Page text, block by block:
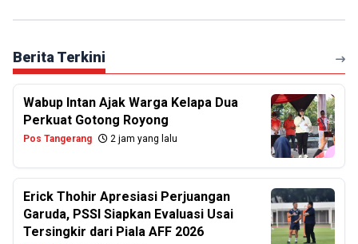
Berita Terkini
Wabup Intan Ajak Warga Kelapa Dua
Perkuat Gotong Royong
Pos Tangerang 2 jam yang lalu
Erick Thohir Apresiasi Perjuangan
Garuda, PSSI Siapkan Evaluasi Usai
Tersingkir dari Piala AFF 2026